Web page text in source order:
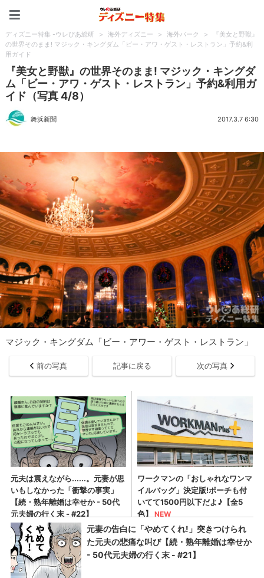
ディズニー特集 -ウレぴあ総研 > 海外ディズニー > 海外パーク >
『美女と野獣』
の世界そのまま! マジック・キングダム「ビー・アワ・ゲスト・レストラン」予約&利
用ガイド
『美女と野獣』の世界そのまま! マジック・キングダ
ム「ビー・アワ・ゲスト・レストラン」予約&利用ガ
イド（写真 4/8）
舞浜新聞 2017.3.7 6:30
マジック・キングダム「ビー・アワー・ゲスト・レストラン」
前の写真 記事に戻る 次の写真